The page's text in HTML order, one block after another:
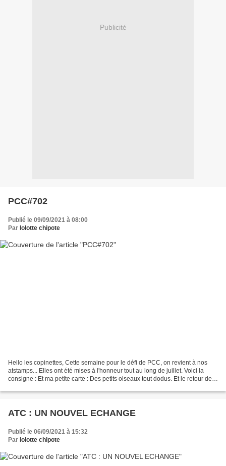
Publicité
PCC#702
Publié le 09/09/2021 à 08:00
Par lolotte chipote
Hello les copinettes, Cette semaine pour le défi de PCC, on revient à nos
atstamps... Elles ont été mises à l'honneur tout au long de juillet. Voici la
consigne : Et ma petite carte : Des petits oiseaux tout dodus. Et le retour des
ATC : UN NOUVEL ECHANGE
Publié le 06/09/2021 à 15:32
Par lolotte chipote